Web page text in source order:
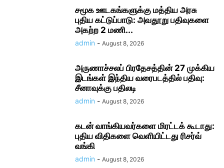
சமூக ஊடகங்களுக்கு மத்திய அரசு
புதிய கட்டுப்பாடு: அவதூறு பதிவுகளை
அகற்ற 2 மணி...
admin - August 8, 2026
அருணாச்சலப் பிரதேசத்தின் 27 முக்கிய
இடங்கள் இந்திய வரைபடத்தில் பதிவு:
சீனாவுக்கு பதிலடி
admin - August 8, 2026
கடன் வாங்கியவர்களை மிரட்டக் கூடாது:
புதிய விதிகளை வெளியிட்டது ரிசர்வ்
வங்கி
admin - August 8, 2026